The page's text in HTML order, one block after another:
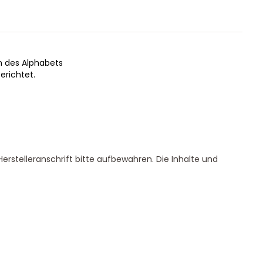
des Alphabets
bitte aufbewahren. Die Inhalte und